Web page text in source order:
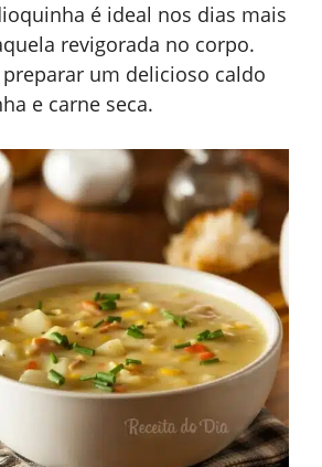
é ideal nos dias mais
revigorada no corpo.
um delicioso caldo
e carne seca.